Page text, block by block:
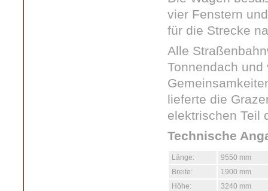
vier Fenstern
für die Strecke
Alle
Tonnendach
lieferte die
elektrischen Teil
Technische
Länge:
9550 mm
Breite:
1900 mm
Höhe:
3240 mm